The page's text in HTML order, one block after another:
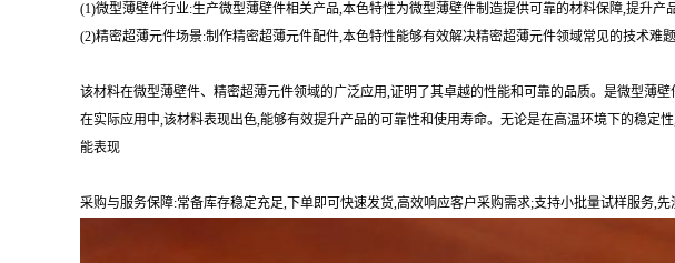
(1)微型薄壁件行业:生产微型薄壁件相关产品,本色特性为微型薄壁件制造提供可靠的材料保障,提升
(2)精密超薄元件场景:制作精密超薄元件配件,本色特性能够有效解决精密超薄元件领域常见的技术
该材料在微型薄壁件、精密超薄元件领域的广泛应用,证明了其卓越的性能和可靠的品质。是微型薄
在实际应用中,该材料表现出色,能够有效提升产品的可靠性和使用寿命。无论是在高温环境下的稳
能表现
采购与服务保障:常备库存稳定充足,下单即可快速发货,高效响应客户采购需求;支持小批量试样服务,